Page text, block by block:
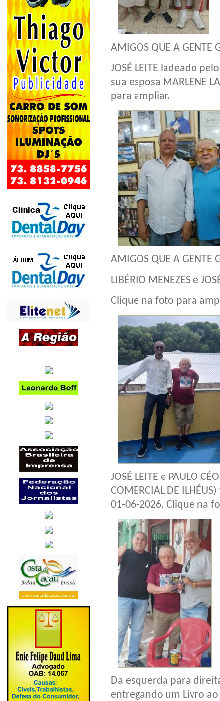
AMIGOS QUE A GENTE
JOSÉ LEITE ladeado
sua esposa MARLENE
para ampliar.
AMIGOS QUE A GENTE
LIBÉRIO MENEZES e
Clique na foto para
JOSÉ LEITE e PAULO
COMERCIAL DE
01-06-2026. Clique na
Da esquerda para
entregando um Livro ao